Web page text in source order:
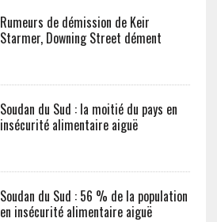
Rumeurs de démission de Keir
Starmer, Downing Street dément
Soudan du Sud : la moitié du pays en
insécurité alimentaire aiguë
Soudan du Sud : 56 % de la population
en insécurité alimentaire aiguë